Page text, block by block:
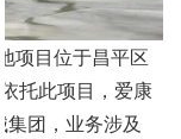
项目位于昌平区
托此项目，爱康
集团，业务涉及